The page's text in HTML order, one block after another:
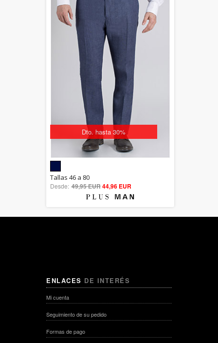
Dto. hasta 30%
out of 5
Tallas 46 a 80
Desde: 49,95 EUR44,96 EUR
ENLACES DE INTERÉS
Mi cuenta
Seguimiento de su pedido
Formas de pago